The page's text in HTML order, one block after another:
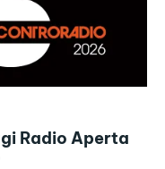
Radio Aperta